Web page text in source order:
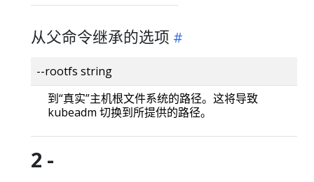
从父命令继承的选项
--rootfs string
到“真实”主机根文件系统的路径。这将导致
kubeadm 切换到所提供的路径。
2 -